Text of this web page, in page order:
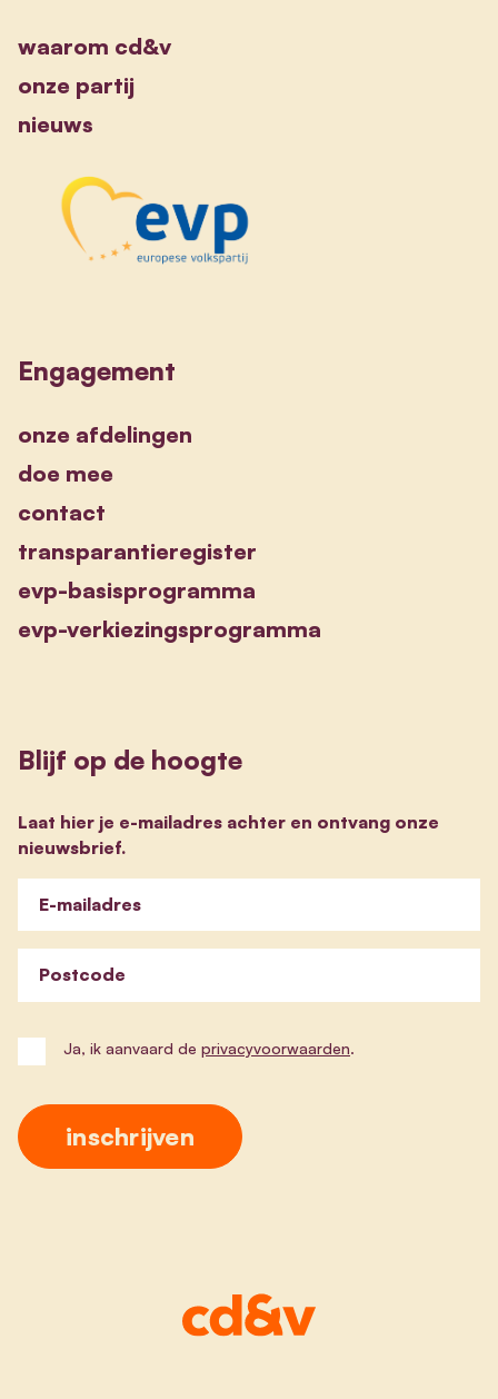
waarom cd&v
onze partij
nieuws
Engagement
onze afdelingen
doe mee
contact
transparantieregister
evp-basisprogramma
evp-verkiezingsprogramma
Blijf op de hoogte
Laat hier je e-mailadres achter en ontvang onze
nieuwsbrief.
E-mailadres
Postcode
Ja, ik aanvaard de privacyvoorwaarden.